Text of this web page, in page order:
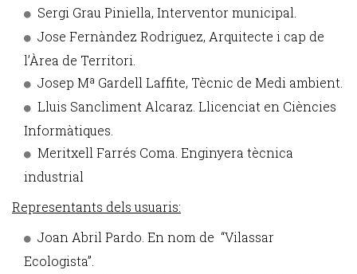
Sergi Grau Piniella, Interventor municipal.
Jose Fernàndez Rodriguez, Arquitecte i cap de
l’Àrea de Territori.
Josep Mª Gardell Laffite, Tècnic de Medi ambient.
Lluis Sancliment Alcaraz. Llicenciat en Ciències
Informàtiques.
Meritxell Farrés Coma. Enginyera tècnica
industrial
Representants dels usuaris:
Joan Abril Pardo. En nom de “Vilassar
Ecologista”.